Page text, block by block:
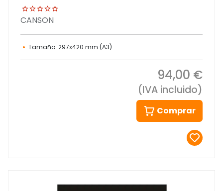
CANSON
Tamaño: 297x420 mm (A3)
94,00 €
(IVA incluido)
Comprar